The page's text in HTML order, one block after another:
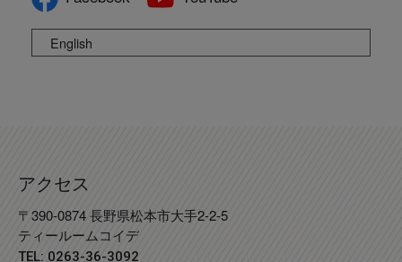
English
アクセス
〒390-0874 長野県松本市大手2-2-5
ティールームコイデ
TEL: 0263-36-3092